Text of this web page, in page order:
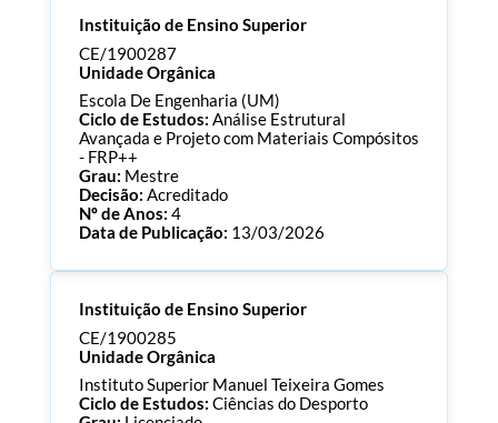
Processo:
CE/1900293
ECTS:180.0
Consultar Documentos
Instituição de Ensino Superior
CE/1900287
Unidade Orgânica
Escola De Engenharia (UM)
Ciclo de Estudos: Análise Estrutural
Avançada e Projeto com Materiais Compósitos
- FRP++
Grau: Mestre
Decisão: Acreditado
Nº de Anos: 4
Data de Publicação: 13/03/2026
Processo:
CE/1900287
ECTS:60.0
Consultar Documentos
Instituição de Ensino Superior
CE/1900285
Unidade Orgânica
Instituto Superior Manuel Teixeira Gomes
Ciclo de Estudos: Ciências do Desporto